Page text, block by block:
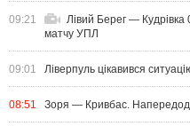
09:21
Лівий Берег —
матчу УПЛ
09:01 Ліверпуль цікавився
08:51 Зоря — Кривбас.